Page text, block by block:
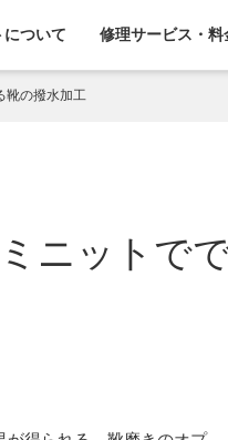
について 修理サービス・料
靴の撥水加工
ニットで